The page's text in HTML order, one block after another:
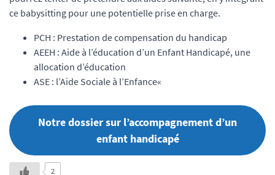
ce babysitting pour une potentielle prise en charge.
PCH : Prestation de compensation du handicap
AEEH : Aide à l’éducation d’un Enfant Handicapé, une
allocation d’éducation
ASE : l’Aide Sociale à l’Enfance«
Notre dossier sur l’accompagnement d’un
enfant handicapé
2